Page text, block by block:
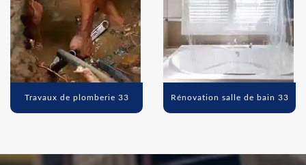
Travaux de plomberie 33 Rénovation salle de bain 33